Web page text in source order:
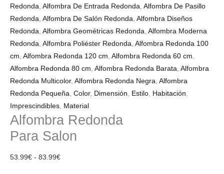
Redonda, Alfombra De Entrada Redonda, Alfombra De Pasillo
Redonda, Alfombra De Salón Redonda, Alfombra Diseños
Redonda, Alfombra Geométricas Redonda, Alfombra Moderna
Redonda, Alfombra Poliéster Redonda, Alfombra Redonda 100
cm, Alfombra Redonda 120 cm, Alfombra Redonda 60 cm,
Alfombra Redonda 80 cm, Alfombra Redonda Barata, Alfombra
Redonda Multicolor, Alfombra Redonda Negra, Alfombra
Redonda Pequeña, Color, Dimensión, Estilo, Habitación,
Imprescindibles, Material
Alfombra Redonda
Para Salon
53.99€ - 83.99€
hasta
83.99€